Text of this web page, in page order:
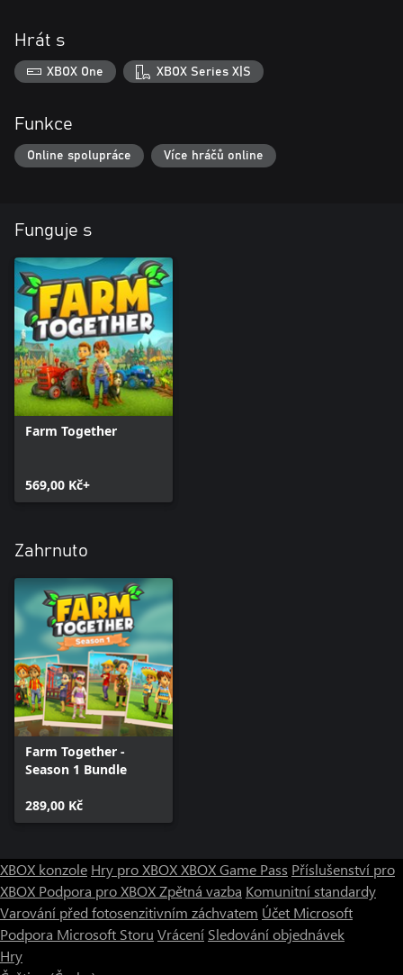
Hrát s
XBOX One XBOX Series X|S
Funkce
Online spolupráce Více hráčů online
Funguje s
Farm Together
569,00 Kč+
Zahrnuto
Farm Together -
Season 1 Bundle
289,00 Kč
XBOX konzole Hry pro XBOXXBOX Game Pass Příslušenství pro
XBOX Podpora pro XBOXZpětná vazba Komunitní standardy
Varování před fotosenzitivním záchvatem Účet Microsoft
Podpora Microsoft Storu Vrácení Sledování objednávek
Hry